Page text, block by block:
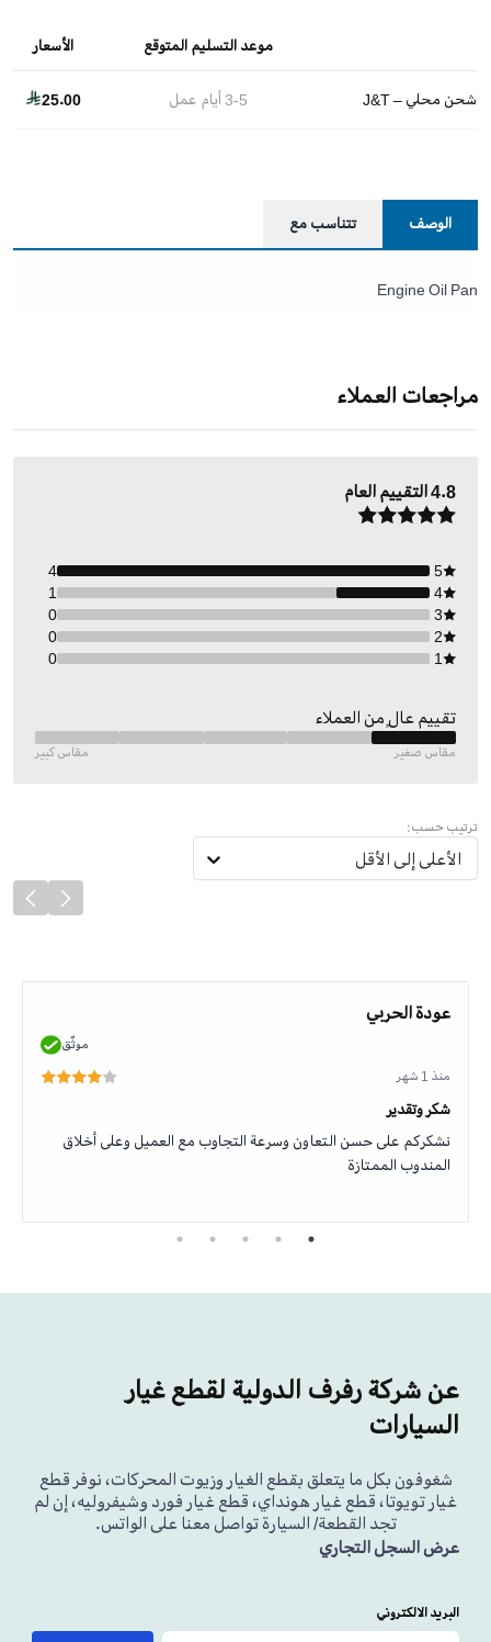
موعد التسليم المتوقع الأسعار
شحن محلي – J&T 3-5أيام عمل 25.00
الوصف تتناسب مع
Engine Oil Pan
مراجعات العملاء
4.8التقييم العام
5
4
4
1
3
0
2
0
1
0
تقييم عالٍ من العملاء
مقاس صغير مقاس كبير
ترتيب حسب:
الأعلى إلى الأقل
عودة الحربي
موثّق
منذ 1 شهر
شكر وتقدير
نشكركم على حسن التعاون وسرعة التجاوب مع العميل وعلى أخلاق
المندوب الممتازة
عن شركة رفرف الدولية لقطع غيار
السيارات
شغوفون بكل ما يتعلق بقطع الغيار وزيوت المحركات، نوفر قطع
غيار تويوتا، قطع غيار هونداي، قطع غيار فورد وشيفروليه، إن لم
تجد القطعة/ السيارة تواصل معنا على الواتس.
عرض السجل التجاري
البريد الالكتروني